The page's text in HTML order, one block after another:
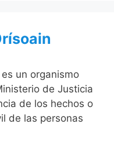
un organismo
de Justicia
de los hechos o
de las personas